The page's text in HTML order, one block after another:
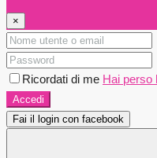
×
Ricordati di me Hai perso
Accedi
Fai il login con facebook